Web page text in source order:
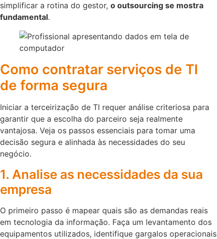
simplificar a rotina do gestor, o outsourcing se mostra
fundamental.
Como contratar serviços de TI
de forma segura
Iniciar a terceirização de TI requer análise criteriosa para
garantir que a escolha do parceiro seja realmente
vantajosa. Veja os passos essenciais para tomar uma
decisão segura e alinhada às necessidades do seu
negócio.
1. Analise as necessidades da sua
empresa
O primeiro passo é mapear quais são as demandas reais
em tecnologia da informação. Faça um levantamento dos
equipamentos utilizados, identifique gargalos operacionais